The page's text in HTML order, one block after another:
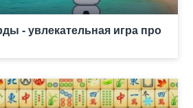
- увлекательная игра про